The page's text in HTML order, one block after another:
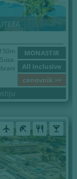
MONASTIR
All Inclusive
cenovnik >>
airplanemode_active beach_access restaurant local_bar